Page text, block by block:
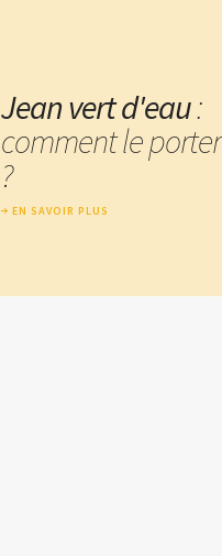
Jean vert d'eau:
comment le porter
?
EN SAVOIR PLUS